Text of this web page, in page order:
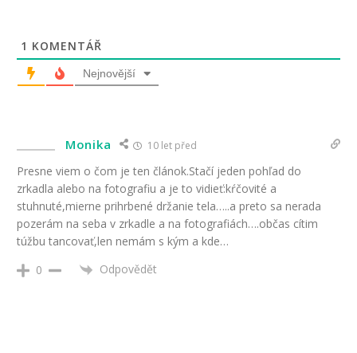
1 KOMENTÁŘ
Nejnovější
Monika 10 let před
Presne viem o čom je ten článok.Stačí jeden pohľad do
zrkadla alebo na fotografiu a je to vidieť:kŕčovité a
stuhnuté,mierne prihrbené držanie tela…..a preto sa nerada
pozerám na seba v zrkadle a na fotografiách….občas cítim
túžbu tancovať,len nemám s kým a kde…
0
Odpovědět